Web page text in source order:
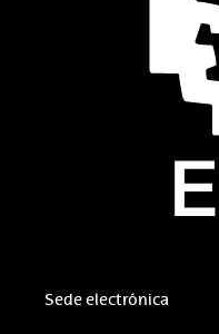
Sede electrónica